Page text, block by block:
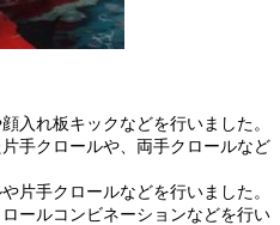
入れ板キックなどを行いました。
手クロールや、両手クロールなど
片手クロールなどを行いました。
ールコンビネーションなどを行い